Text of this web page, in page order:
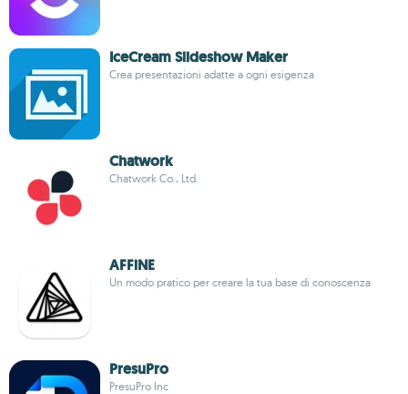
IceCream Slideshow Maker
Crea presentazioni adatte a ogni esigenza
Chatwork
Chatwork Co., Ltd.
AFFiNE
Un modo pratico per creare la tua base di conoscenza
PresuPro
PresuPro Inc